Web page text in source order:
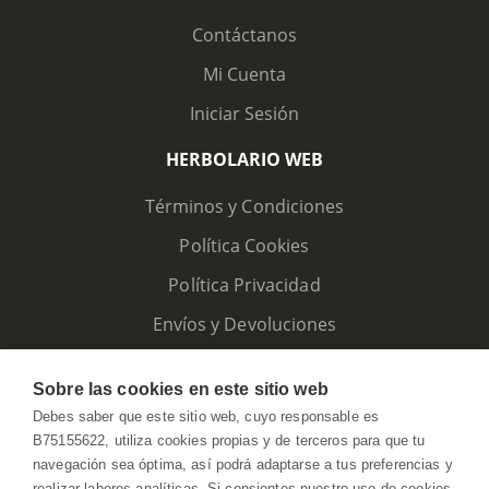
Contáctanos
Mi Cuenta
Iniciar Sesión
HERBOLARIO WEB
Términos y Condiciones
Política Cookies
Política Privacidad
Envíos y Devoluciones
Sobre las cookies en este sitio web
Debes saber que este sitio web, cuyo responsable es
B75155622, utiliza cookies propias y de terceros para que tu
navegación sea óptima, así podrá adaptarse a tus preferencias y